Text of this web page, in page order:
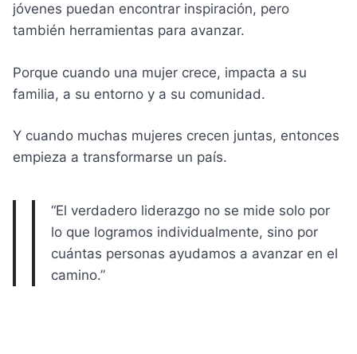
jóvenes puedan encontrar inspiración, pero
también herramientas para avanzar.
Porque cuando una mujer crece, impacta a su
familia, a su entorno y a su comunidad.
Y cuando muchas mujeres crecen juntas, entonces
empieza a transformarse un país.
“El verdadero liderazgo no se mide solo por
lo que logramos individualmente, sino por
cuántas personas ayudamos a avanzar en el
camino.”